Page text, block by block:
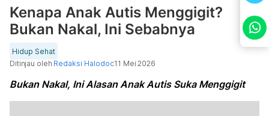
Kenapa Anak Autis Menggigit?
Bukan Nakal, Ini Sebabnya
Hidup Sehat
Ditinjau oleh Redaksi Halodoc11 Mei 2026
Bukan Nakal, Ini Alasan Anak Autis Suka Menggigit